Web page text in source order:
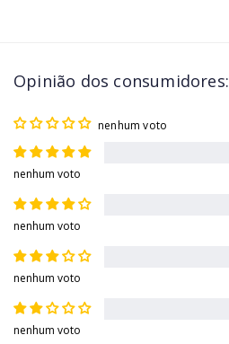
Opinião dos consumidores:
nenhum voto
nenhum voto
nenhum voto
nenhum voto
nenhum voto